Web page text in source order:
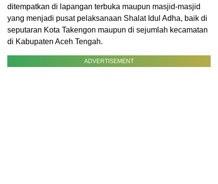
ditempatkan di lapangan terbuka maupun masjid-masjid
yang menjadi pusat pelaksanaan Shalat Idul Adha, baik di
seputaran Kota Takengon maupun di sejumlah kecamatan
di Kabupaten Aceh Tengah.
ADVERTISEMENT